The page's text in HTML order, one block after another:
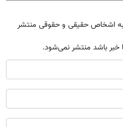
به اشخاص حقیقی و حقوقی منتشر
خبر باشد منتشر نمی‌شود.